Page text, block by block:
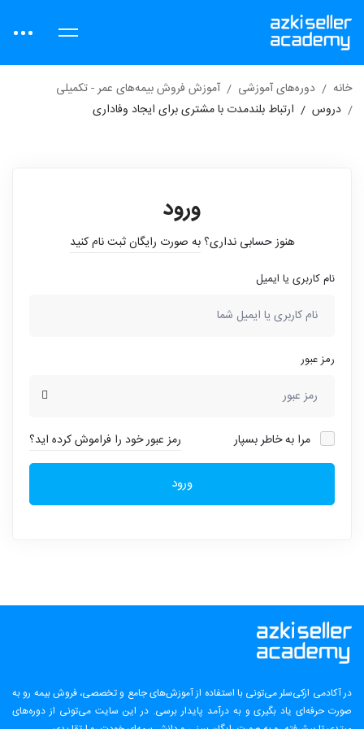
خانه دوره‌های آموزشی
آموزش فروش بیمه‌های عمر - تکمیلی
دروس
ارتباط بلندمدت با مشتری برای ایجاد وفاداری
ورود
هنوز حسابی نداری؟به صورت رایگان ثبت نام کنید
نام کاربری یا ایمیل
رمز عبور
مرا به خاطر بسپار رمز عبور خود را فراموش کرده اید؟
ورود
در آکادمی ازکی‌سلر می‌تونی با استفاده از آموزش‌های جامع و تخصصی، فروش بیمه رو به
صورت حرفه‌ای یاد بگیری و به درآمد پایدار برسی. در این سایت می‌تونی از دوره‌های